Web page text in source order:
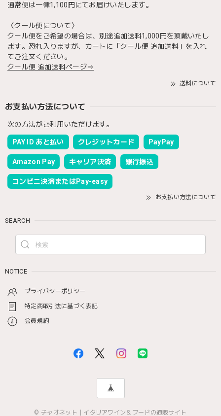
通常便は一律1,100円にてお届けいたします。
〈クール便について〉
クール便をご希望の場合は、別途追加送料1,000円を頂戴いたし
ます。恐れ入りますが、カートに「クール便 追加送料」を入れ
てご注文ください。
クール便 追加送料ページ⇒
送料について
お支払い方法について
次の方法がご利用いただけます。
PAY ID あと払い クレジットカード PayPay
Amazon Pay キャリア決済 銀行振込
コンビニ決済またはPay-easy
お支払い方法について
SEARCH
NOTICE
プライバシーポリシー
特定商取引法に基づく表記
会員規約
© チャオネット｜イタリアワイン＆フードの通販サイト